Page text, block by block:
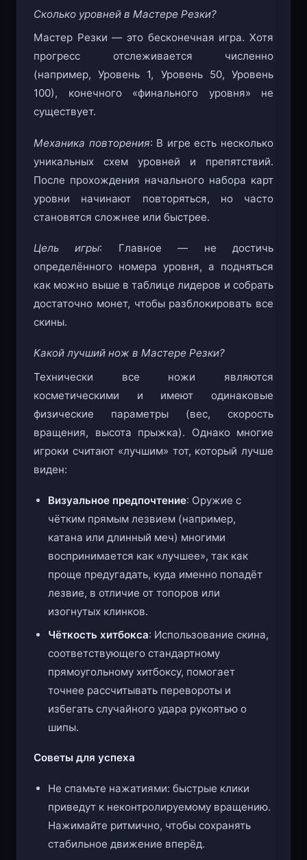
Сколько уровней в Мастере Резки?
Мастер Резки — это бесконечная игра. Хотя
прогресс отслеживается численно
(например, Уровень 1, Уровень 50, Уровень
100), конечного «финального уровня» не
существует.
Механика повторения: В игре есть несколько
уникальных схем уровней и препятствий.
После прохождения начального набора карт
уровни начинают повторяться, но часто
становятся сложнее или быстрее.
Цель игры: Главное — не достичь
определённого номера уровня, а подняться
как можно выше в таблице лидеров и собрать
достаточно монет, чтобы разблокировать все
скины.
Какой лучший нож в Мастере Резки?
Технически все ножи являются
косметическими и имеют одинаковые
физические параметры (вес, скорость
вращения, высота прыжка). Однако многие
игроки считают «лучшим» тот, который лучше
виден:
Визуальное предпочтение: Оружие с
чётким прямым лезвием (например,
катана или длинный меч) многими
воспринимается как «лучшее», так как
проще предугадать, куда именно попадёт
лезвие, в отличие от топоров или
изогнутых клинков.
Чёткость хитбокса: Использование скина,
соответствующего стандартному
прямоугольному хитбоксу, помогает
точнее рассчитывать перевороты и
избегать случайного удара рукоятью о
шипы.
Советы для успеха
Не спамьте нажатиями: быстрые клики
приведут к неконтролируемому вращению.
Нажимайте ритмично, чтобы сохранять
стабильное движение вперёд.